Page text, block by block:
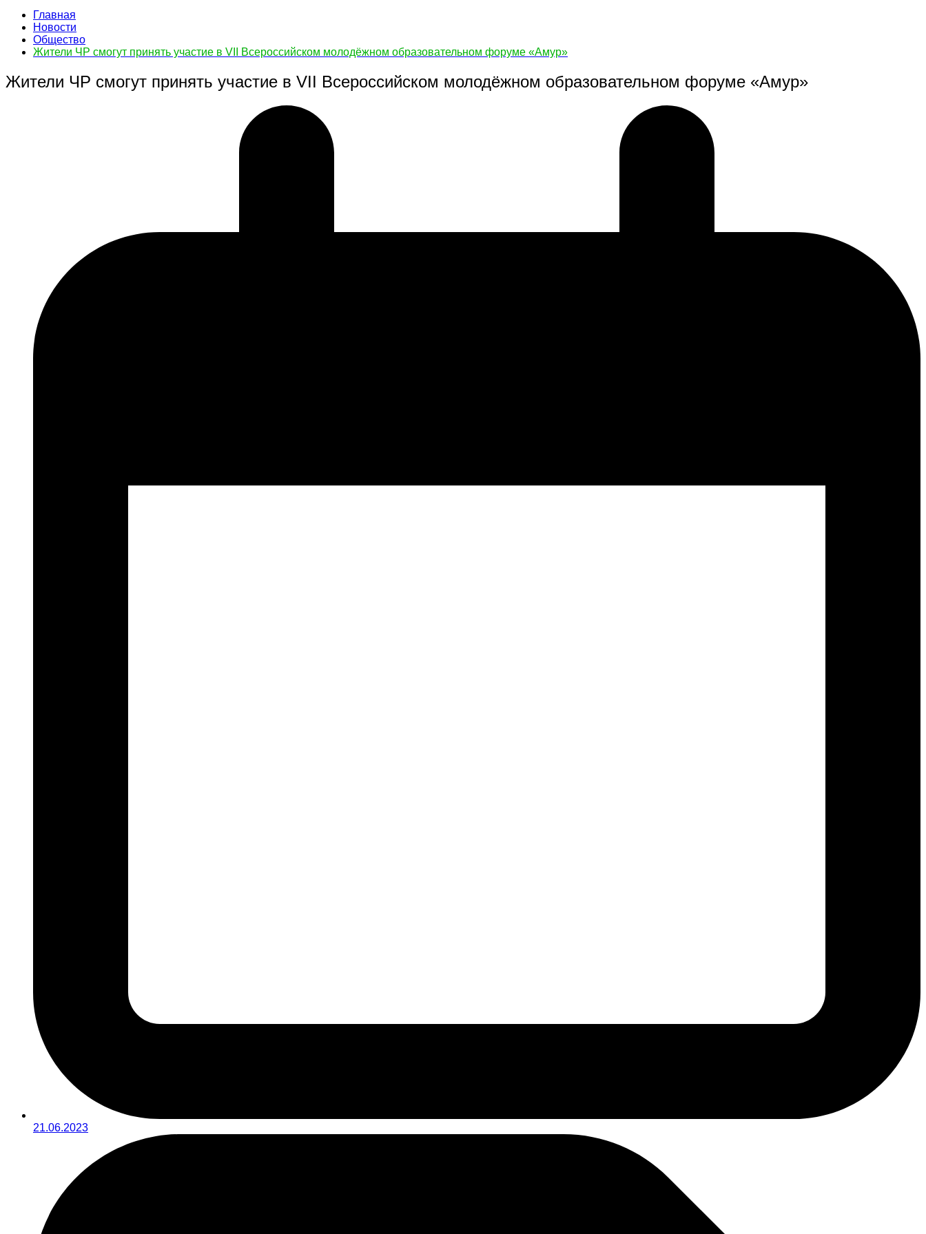
Главная
Новости
Общество
Жители ЧР смогут принять участие в VII Всероссийском молодёжном образовательном форуме «Амур»
Жители ЧР смогут принять участие в VII Всероссийском молодёжном образовательном форуме «Амур»
21.06.2023